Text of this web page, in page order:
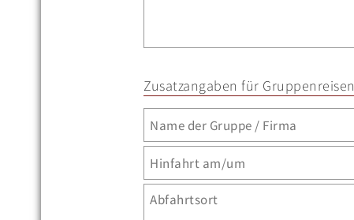
Zusatzangaben für Gruppenreisen